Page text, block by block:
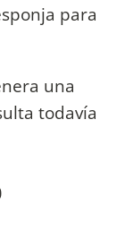
para
una
todavía